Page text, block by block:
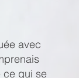
avec
ce qui se